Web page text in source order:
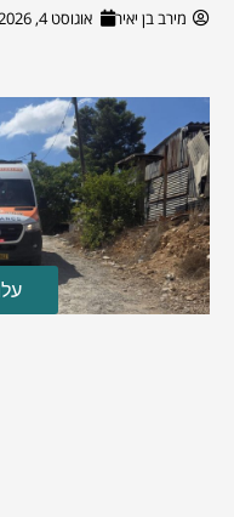
מירב בן יאיר אוגוסט 4, 2026